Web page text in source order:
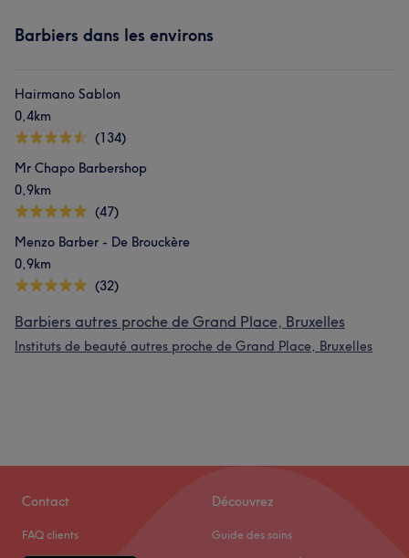
Barbiers dans les environs
Hairmano Sablon
0,4km
(134)
Mr Chapo Barbershop
0,9km
(47)
Menzo Barber - De Brouckère
0,9km
(32)
Barbiers autres proche de Grand Place, Bruxelles
Instituts de beauté autres proche de Grand Place, Bruxelles
Contact
FAQ clients
Découvrez
Guide des soins